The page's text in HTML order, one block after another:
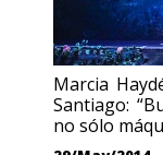
Marcia
Santiago:
no sólo